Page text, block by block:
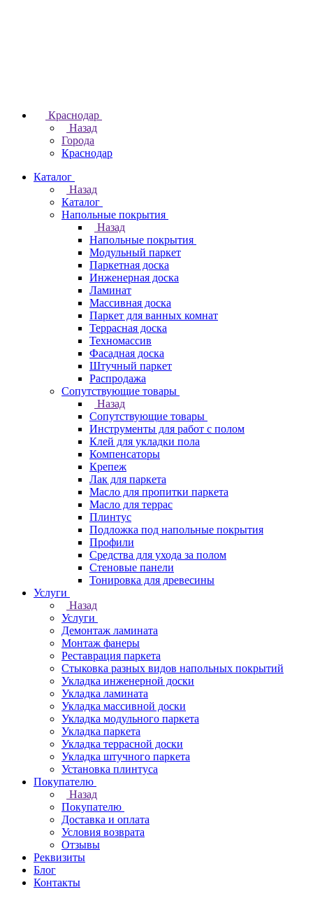
Краснодар
Назад
Города
Краснодар
Каталог
Назад
Каталог
Напольные покрытия
Назад
Напольные покрытия
Модульный паркет
Паркетная доска
Инженерная доска
Ламинат
Массивная доска
Паркет для ванных комнат
Террасная доска
Техномассив
Фасадная доска
Штучный паркет
Распродажа
Сопутствующие товары
Назад
Сопутствующие товары
Инструменты для работ с полом
Клей для укладки пола
Компенсаторы
Крепеж
Лак для паркета
Масло для пропитки паркета
Масло для террас
Плинтус
Подложка под напольные покрытия
Профили
Средства для ухода за полом
Стеновые панели
Тонировка для древесины
Услуги
Назад
Услуги
Демонтаж ламината
Монтаж фанеры
Реставрация паркета
Стыковка разных видов напольных покрытий
Укладка инженерной доски
Укладка ламината
Укладка массивной доски
Укладка модульного паркета
Укладка паркета
Укладка террасной доски
Укладка штучного паркета
Установка плинтуса
Покупателю
Назад
Покупателю
Доставка и оплата
Условия возврата
Отзывы
Реквизиты
Блог
Контакты